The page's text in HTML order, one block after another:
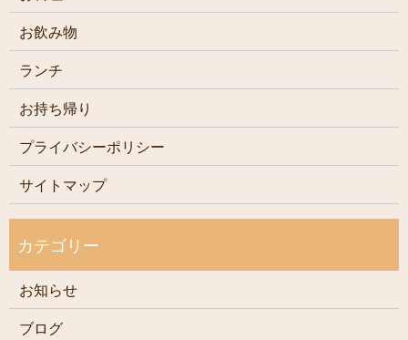
お飲み物
ランチ
お持ち帰り
プライバシーポリシー
サイトマップ
お知らせ
ブログ